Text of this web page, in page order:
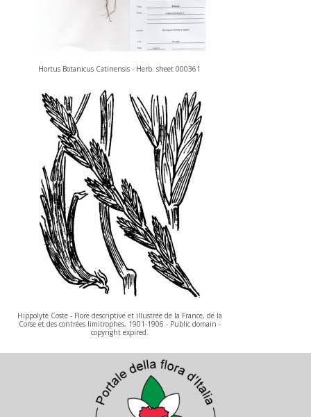
Hortus Botanicus Catinensis - Herb. sheet 000361
Hippolyte Coste - Flore descriptive et illustrée de la France, de la
Corse et des contrées limitrophes, 1901-1906 - Public domain -
copyright expired.